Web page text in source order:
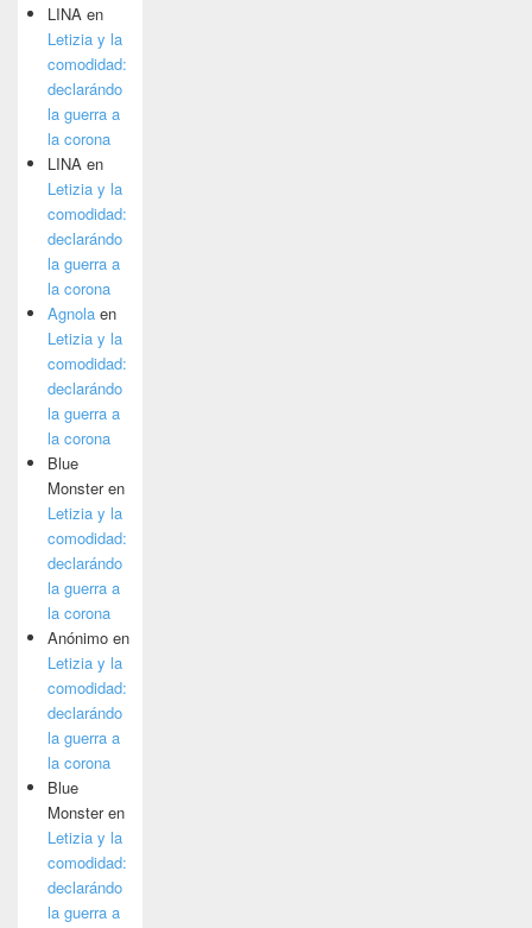
LINA en
Letizia y la
comodidad:
declarándo
la guerra a
la corona
LINA en
Letizia y la
comodidad:
declarándo
la guerra a
la corona
Agnola en
Letizia y la
comodidad:
declarándo
la guerra a
la corona
Blue
Monsteren
Letizia y la
comodidad:
declarándo
la guerra a
la corona
Anónimo en
Letizia y la
comodidad:
declarándo
la guerra a
la corona
Blue
Monsteren
Letizia y la
comodidad:
declarándo
la guerra a